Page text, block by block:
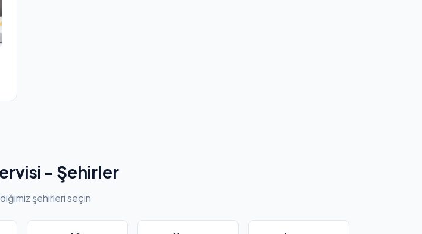
- Şehirler
şehirleri seçin